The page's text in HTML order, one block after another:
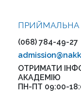
ПРИЙМАЛЬНА
(068) 784-49-27
ОТРИМАТИ
АКАДЕМІЮ
ПН-ПТ 09:00-